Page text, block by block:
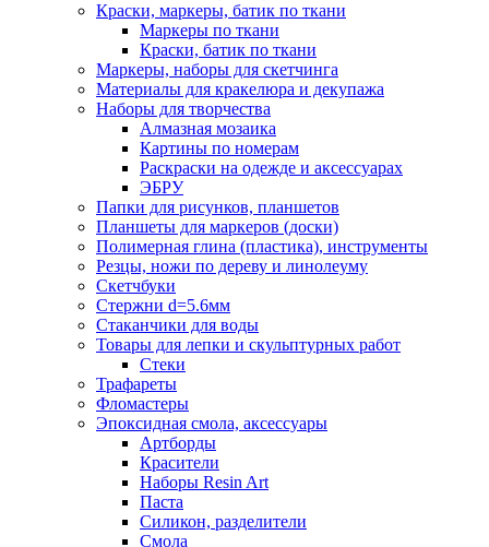
Краски, маркеры, батик по ткани
Маркеры по ткани
Краски, батик по ткани
Маркеры, наборы для скетчинга
Материалы для кракелюра и декупажа
Наборы для творчества
Алмазная мозаика
Картины по номерам
Раскраски на одежде и аксессуарах
ЭБРУ
Папки для рисунков, планшетов
Планшеты для маркеров (доски)
Полимерная глина (пластика), инструменты
Резцы, ножи по дереву и линолеуму
Скетчбуки
Стержни d=5.6мм
Стаканчики для воды
Товары для лепки и скульптурных работ
Стеки
Трафареты
Фломастеры
Эпоксидная смола, аксессуары
Артборды
Красители
Наборы Resin Art
Паста
Силикон, разделители
Смола